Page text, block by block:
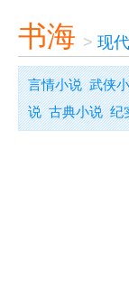
书海 > 现
言情小说 武侠
说 古典小说 纪